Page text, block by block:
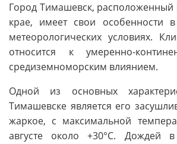
Город Тимашевск, расположенный
крае, имеет свои особенности
метеорологических условиях.
относится к умеренно-
средиземноморским влиянием.
Одной из основных
Тимашевске является его
жаркое, с максимальной
августе около +30°C. Дождей